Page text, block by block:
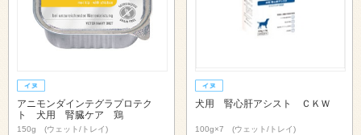
アニモンダインテグラプロテク
ト 犬用 腎臓ケア 鶏
150g (ウェット/トレイ)
犬用 腎心肝アシスト ＣＫＷ
100g×7 (ウェット/トレイ)